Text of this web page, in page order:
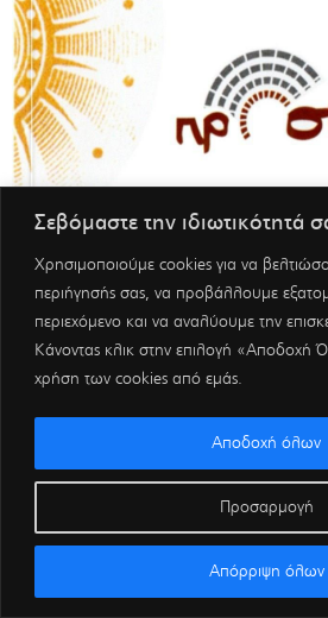
Σεβόμαστε την ιδιωτικότητά
Χρησιμοποιούμε cookies για να
περιήγησής σας, να προβάλλουμε
περιεχόμενο και να αναλύουμε την
Κάνοντας κλικ στην επιλογή «Αποδοχή
χρήση των cookies από εμάς.
Προσαρμογή
Απόρριψη όλων
Αποδοχή όλων